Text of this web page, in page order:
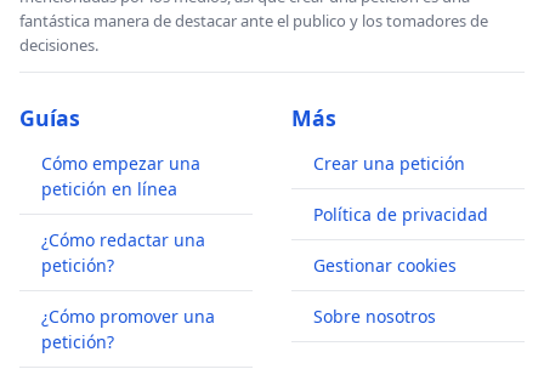
fantástica manera de destacar ante el publico y los tomadores de
decisiones.
Guías
Cómo empezar una
petición en línea
¿Cómo redactar una
petición?
¿Cómo promover una
petición?
Más
Crear una petición
Política de privacidad
Gestionar cookies
Sobre nosotros